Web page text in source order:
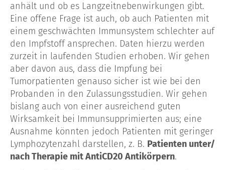
anhält und ob es Langzeitnebenwirkungen gibt.
Eine offene Frage ist auch, ob auch Patienten mit
einem geschwächten Immunsystem schlechter auf
den Impfstoff ansprechen. Daten hierzu werden
zurzeit in laufenden Studien erhoben. Wir gehen
aber davon aus, dass die Impfung bei
Tumorpatienten genauso sicher ist wie bei den
Probanden in den Zulassungsstudien. Wir gehen
bislang auch von einer ausreichend guten
Wirksamkeit bei Immunsupprimierten aus; eine
Ausnahme könnten jedoch Patienten mit geringer
Lymphozytenzahl darstellen, z. B. Patienten unter/
nach Therapie mit AntiCD20 Antikörpern.